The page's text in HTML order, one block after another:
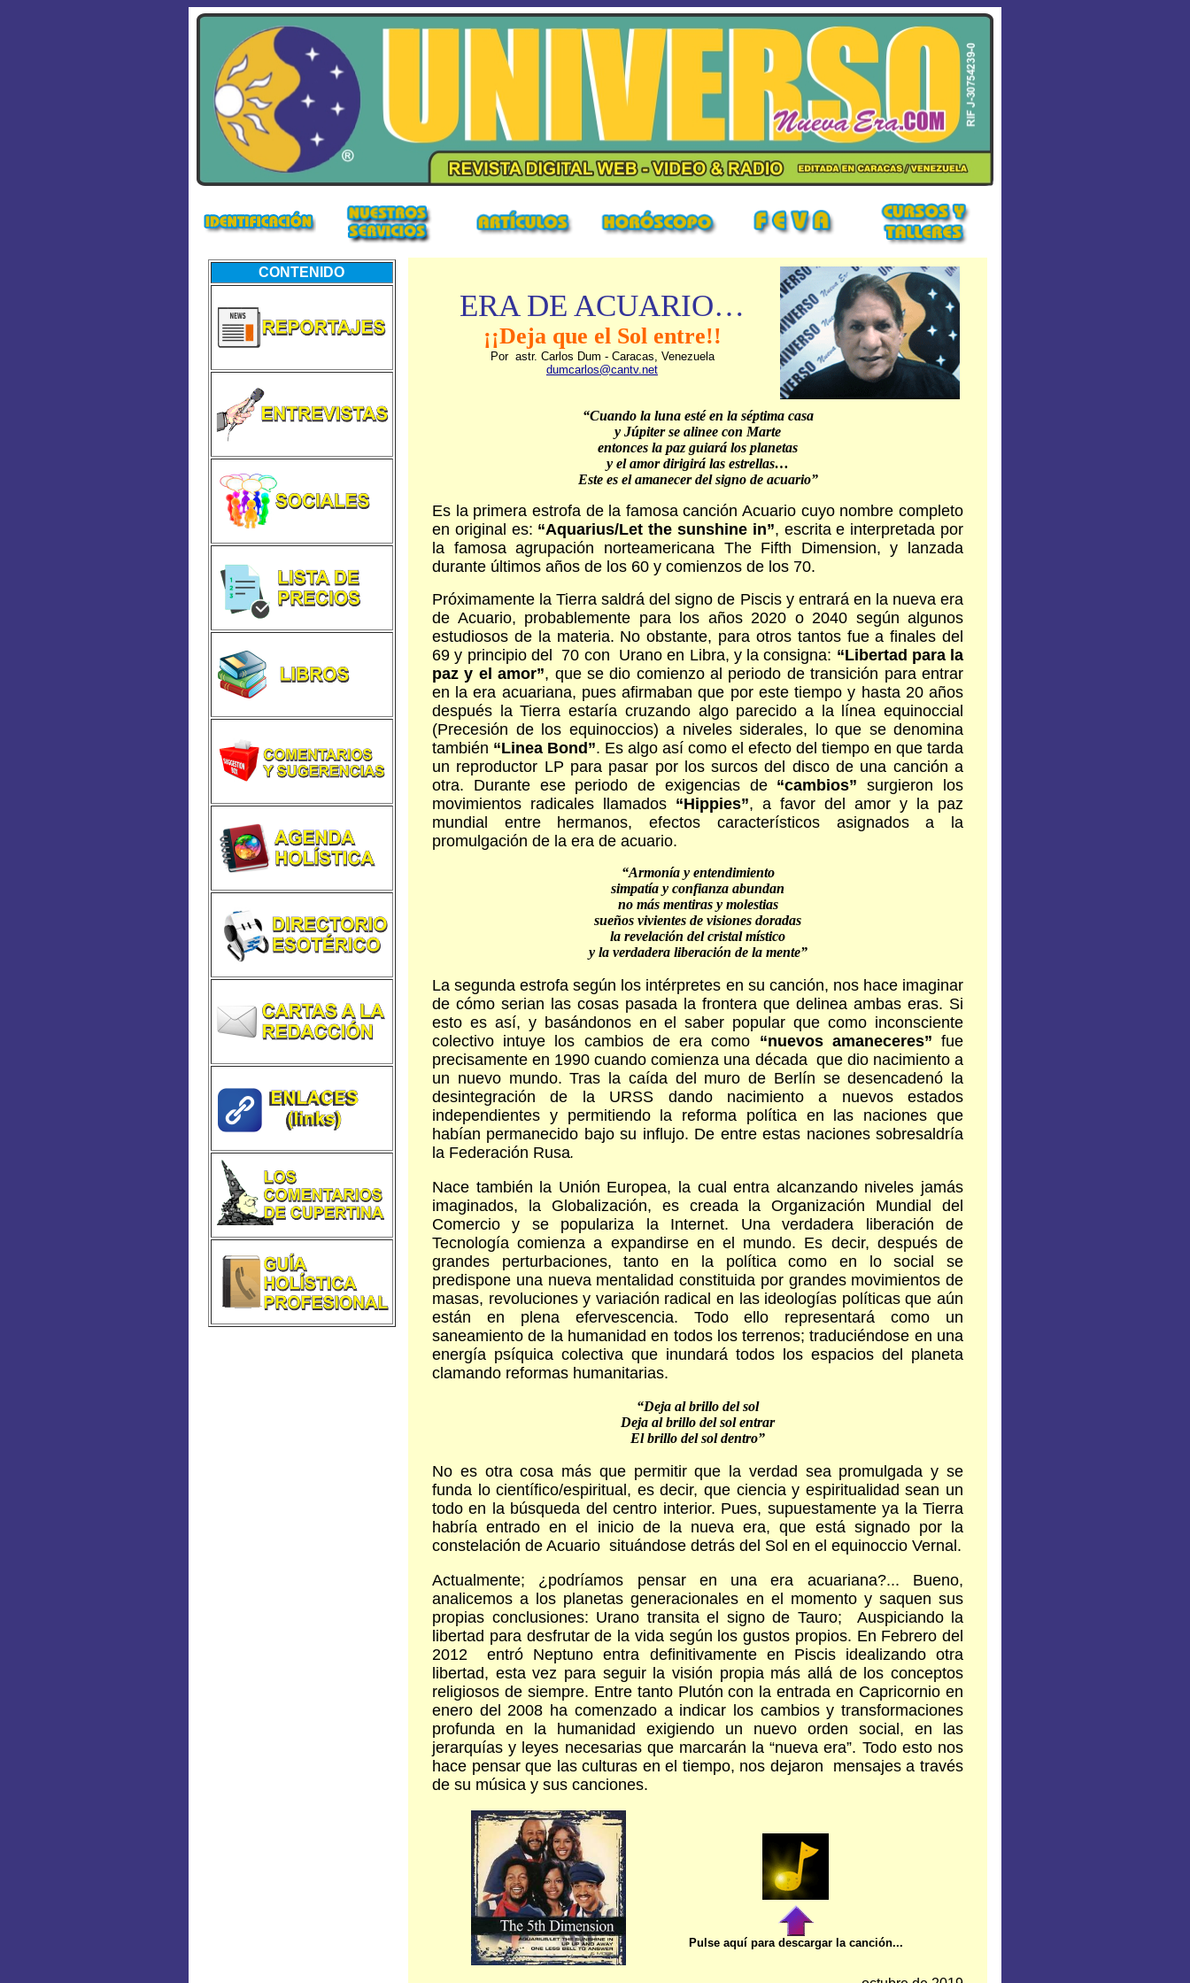
CONTENIDO
ERA DE ACUARIO…
¡¡Deja que el Sol entre!!
Por astr. Carlos Dum - Caracas, Venezuela
dumcarlos@cantv.net
“Cuando la luna esté en la séptima casa
y Júpiter se alinee con Marte
entonces la paz guiará los planetas
y el amor dirigirá las estrellas…
Este es el amanecer del signo de acuario”
Es la primera estrofa de la famosa canción Acuario cuyo nombre completo
en original es: “Aquarius/Let the sunshine in”, escrita e interpretada por
la famosa agrupación norteamericana The Fifth Dimension, y lanzada
durante últimos años de los 60 y comienzos de los 70.
Próximamente la Tierra saldrá del signo de Piscis y entrará en la nueva era
de Acuario, probablemente para los años 2020 o 2040 según algunos
estudiosos de la materia. No obstante, para otros tantos fue a finales del
69 y principio del 70 con Urano en Libra, y la consigna: “Libertad para la
paz y el amor”, que se dio comienzo al periodo de transición para entrar
en la era acuariana, pues afirmaban que por este tiempo y hasta 20 años
después la Tierra estaría cruzando algo parecido a la línea equinoccial
(Precesión de los equinoccios) a niveles siderales, lo que se denomina
también “Linea Bond”. Es algo así como el efecto del tiempo en que tarda
un reproductor LP para pasar por los surcos del disco de una canción a
otra. Durante ese periodo de exigencias de “cambios” surgieron los
movimientos radicales llamados “Hippies”, a favor del amor y la paz
mundial entre hermanos, efectos característicos asignados a la
promulgación de la era de acuario.
“Armonía y entendimiento
simpatía y confianza abundan
no más mentiras y molestias
sueños vivientes de visiones doradas
la revelación del cristal místico
y la verdadera liberación de la mente”
La segunda estrofa según los intérpretes en su canción, nos hace imaginar
de cómo serian las cosas pasada la frontera que delinea ambas eras. Si
esto es así, y basándonos en el saber popular que como inconsciente
colectivo intuye los cambios de era como “nuevos amaneceres”fue
precisamente en 1990 cuando comienza una década que dio nacimiento a
un nuevo mundo. Tras la caída del muro de Berlín se desencadenó la
desintegración de la URSS dando nacimiento a nuevos estados
independientes y permitiendo la reforma política en las naciones que
habían permanecido bajo su influjo. De entre estas naciones sobresaldría
la Federación Rusa.
Nace también la Unión Europea, la cual entra alcanzando niveles jamás
imaginados, la Globalización, es creada la Organización Mundial del
Comercio y se populariza la Internet. Una verdadera liberación de
Tecnología comienza a expandirse en el mundo. Es decir, después de
grandes perturbaciones, tanto en la política como en lo social se
predispone una nueva mentalidad constituida por grandes movimientos de
masas, revoluciones y variación radical en las ideologías políticas que aún
están en plena efervescencia. Todo ello representará como un
saneamiento de la humanidad en todos los terrenos; traduciéndose en una
energía psíquica colectiva que inundará todos los espacios del planeta
clamando reformas humanitarias.
“Deja al brillo del sol
Deja al brillo del sol entrar
El brillo del sol dentro”
No es otra cosa más que permitir que la verdad sea promulgada y se
funda lo científico/espiritual, es decir, que ciencia y espiritualidad sean un
todo en la búsqueda del centro interior. Pues, supuestamente ya la Tierra
habría entrado en el inicio de la nueva era, que está signado por la
constelación de Acuario situándose detrás del Sol en el equinoccio Vernal.
Actualmente; ¿podríamos pensar en una era acuariana?... Bueno,
analicemos a los planetas generacionales en el momento y saquen sus
propias conclusiones: Urano transita el signo de Tauro; Auspiciando la
libertad para desfrutar de la vida según los gustos propios. En Febrero del
2012 entró Neptuno entra definitivamente en Piscis idealizando otra
libertad, esta vez para seguir la visión propia más allá de los conceptos
religiosos de siempre. Entre tanto Plutón con la entrada en Capricornio en
enero del 2008 ha comenzado a indicar los cambios y transformaciones
profunda en la humanidad exigiendo un nuevo orden social, en las
jerarquías y leyes necesarias que marcarán la “nueva era”. Todo esto nos
hace pensar que las culturas en el tiempo, nos dejaron mensajes a través
de su música y sus canciones.
Pulse aquí para descargar la canción...